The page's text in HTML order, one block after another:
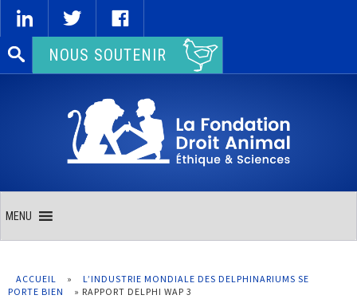
Rechercher :NOUS SOUTENIR
MENU
ACCUEIL »
L’INDUSTRIE MONDIALE DES DELPHINARIUMS SE
PORTE BIEN
» RAPPORT DELPHI WAP 3